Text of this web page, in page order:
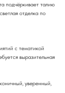
подчёркивает талию
отделка по
с тематикой
выразительная
уверенный,